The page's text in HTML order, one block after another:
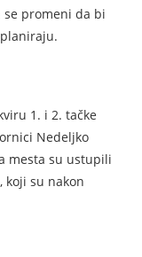
se promeni da bi
1. i 2. tačke
Nedeljko
mesta su ustupili
koji su nakon